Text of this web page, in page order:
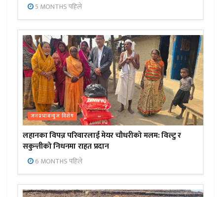
5 MONTHS पहिले
जनप्रभाबन्युज विशेष
लहानका विपन्न परिवारलाई मेयर चौधरीको मलम: विल्टु र
सकुन्तीको निधनमा राहत प्रदान
6 MONTHS पहिले